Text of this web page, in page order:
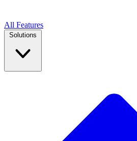
All Features